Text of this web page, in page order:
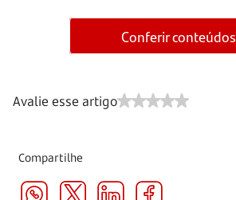
Conferir conteúdos
Avalie esse artigo
Compartilhe